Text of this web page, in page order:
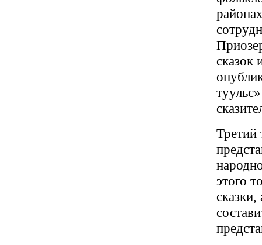
сказок
Третий
этого